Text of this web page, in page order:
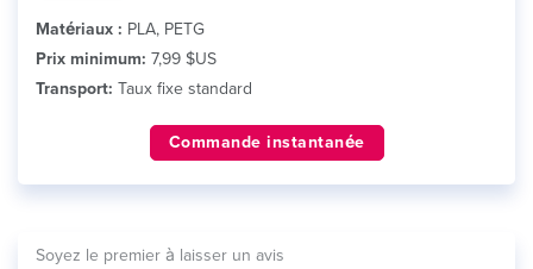
Matériaux : PLA, PETG
Prix minimum: 7,99 $US
Transport: Taux fixe standard
Commande instantanée
Soyez le premier à laisser un avis